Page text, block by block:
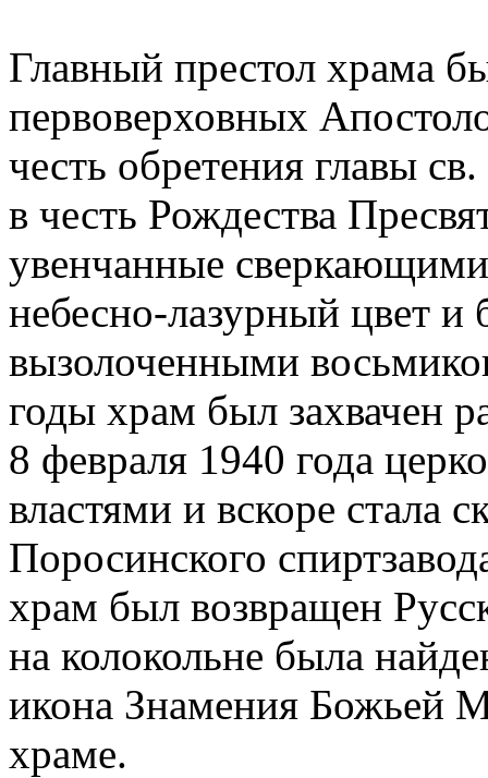
Главный престол храма
первоверховных
честь обретения главы
в честь Рождества
увенчанные
небесно-лазурный цвет
вызолоченными
годы храм был захвачен
8 февраля 1940 года
властями и вскоре стала
Поросинского
храм был возвращен
на колокольне была
икона Знамения Божьей
храме.